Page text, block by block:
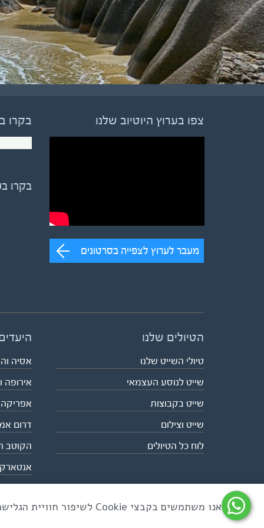
צפו בערוץ היוטיוב שלנו
מעבר לערוץ לצפייה בסרטונים
בקרו
בקרו
הטיולים שלנו
טיולי השייט שלנו
שייט לנוסע העצמאי
שייט בקבוצות
שייט וצילום
לוח כל הטיולים
אסיה
אירופה
אפריקה
דרום
הקוטב
כל הזכויות שמורות לאקו טיולי שטח | טלפון 03-6879090 | פקס 03-6879099 |
אנו משתמשים בקבצי Cookie לשיפור חוויית הגלישה ולניתוח שימוש באתר